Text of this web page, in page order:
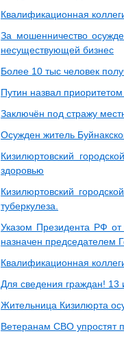
Квалификационная
За мошенничество
несуществующей бизнес
Более 10 тыс человек
Путин назвал
Заключён под стражу
Осужден житель
Кизилюртовский
здоровью
Кизилюртовский
туберкулеза.
Указом Президента РФ от
назначен председателем
Квалификационная
Для сведения граждан!
Жительница Кизилюрта
Ветеранам СВО упростят